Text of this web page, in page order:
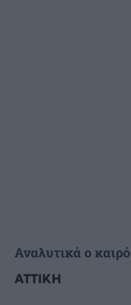
Αναλυτικά ο
ΑΤΤΙΚΗ